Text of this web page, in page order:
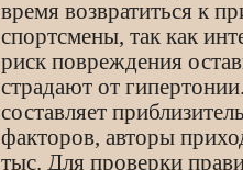
время возвратиться к
спортсмены, так как
риск повреждения
страдают от
составляет
факторов, авторы
тыс. Для проверки